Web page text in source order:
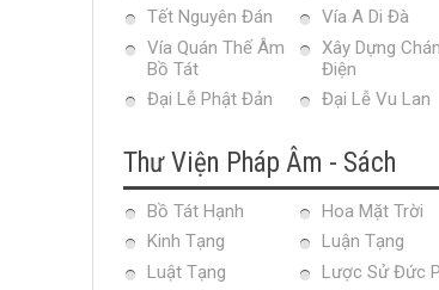
Tết Nguyên Đán
Vía A Di Đà
Vía Quán Thế Âm
Bồ Tát
Xây Dựng
Điện
Đại Lễ Phật Đản
Đại Lễ Vu Lan
Thư Viện Pháp Âm - Sách
Bồ Tát Hạnh
Hoa Mặt Trời
Kinh Tạng
Luận Tạng
Luật Tạng
Lược Sử Đức